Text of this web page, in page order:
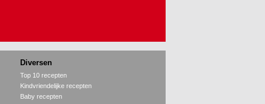
Diversen
Top 10 recepten
Kindvriendelijke recepten
Baby recepten